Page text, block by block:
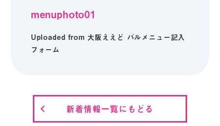
menuphoto01
Uploaded from 大阪ええど バルメニュー記入
フォーム
新着情報一覧にもどる